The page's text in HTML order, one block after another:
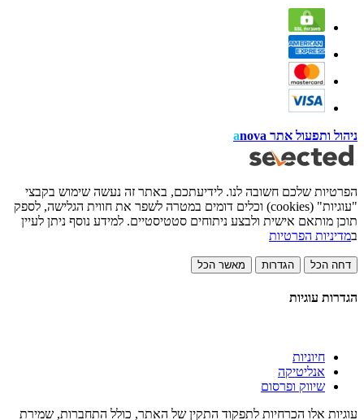
ניהול ותפעול אתר anova
הפרטיות שלכם חשובה לנו. לידיעתכם, באתר זה נעשה שימוש בקבצי
"עוגיות" (cookies) וכלים דומים במטרה לשפר את חווית הגלישה, לספק
תוכן מותאם אישית ולבצע ניתוחים סטטיסטיים. למידע נוסף ניתן לעיין
במדיניות הפרטיות
דחה הכל הגדרות מאשר הכל
הגדרות עוגיות
חיוניות
אנליטיקה
שיווק ופרסום
עוגיות אלו הכרחיות לתפקוד התקין של האתר, כולל התחברות, שמירת